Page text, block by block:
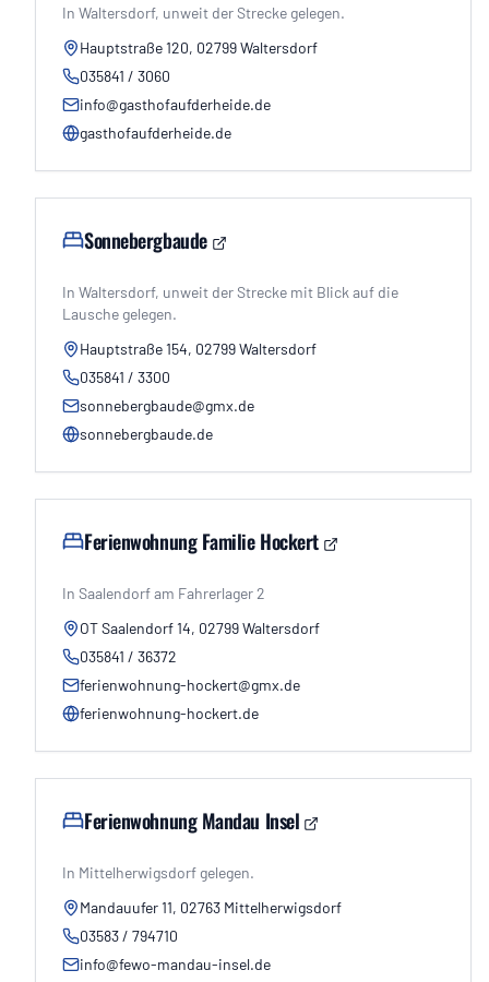
In Waltersdorf, unweit der Strecke gelegen.
Hauptstraße 120, 02799 Waltersdorf
035841 / 3060
info@gasthofaufderheide.de
gasthofaufderheide.de
Sonnebergbaude
In Waltersdorf, unweit der Strecke mit Blick auf die
Lausche gelegen.
Hauptstraße 154, 02799 Waltersdorf
035841 / 3300
sonnebergbaude@gmx.de
sonnebergbaude.de
Ferienwohnung Familie Hockert
In Saalendorf am Fahrerlager 2
OT Saalendorf 14, 02799 Waltersdorf
035841 / 36372
ferienwohnung-hockert@gmx.de
ferienwohnung-hockert.de
Ferienwohnung Mandau Insel
In Mittelherwigsdorf gelegen.
Mandauufer 11, 02763 Mittelherwigsdorf
03583 / 794710
info@fewo-mandau-insel.de